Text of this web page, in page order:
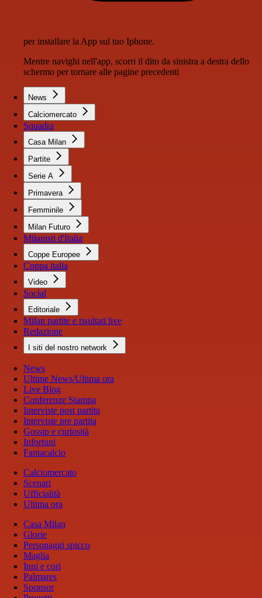
per installare la App sul tuo Iphone.
Mentre navighi nell'app, scorri il dito da sinistra a destra dello
schermo per tornare alle pagine precedenti
News
Calciomercato
Squadra
Casa Milan
Partite
Serie A
Primavera
Femminile
Milan Futuro
Milanisti d'Italia
Coppe Europee
Coppa italia
Video
Social
Editoriale
Milan partite e risultati live
Redazione
I siti del nostro network
News
Ultime News/Ultima ora
Live Blog
Conferenze Stampa
Interviste post partita
Interviste pre partita
Gossip e curiosità
Infortuni
Fantacalcio
Calciomercato
Scenari
Ufficialità
Ultima ora
Casa Milan
Glorie
Personaggi spicco
Maglia
Inni e cori
Palmares
Sponsor